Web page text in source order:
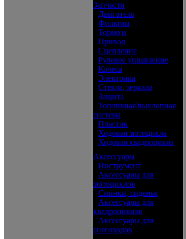
Запчасти
Двигатель
Фильтры
Тормоза
Привод
Сцепление
Рулевое управление
Колеса
Электрика
Стекла, зеркала
Защита
Топливная/выхлопная
система
Пластик
Ходовая мотоцикла
Ходовая квадроцикла
Аксессуары
Инструмент
Аксессуары для
мотоциклов
Спинки, сиденья
Аксессуары для
квадроциклов
Аксессуары для
снегоходов